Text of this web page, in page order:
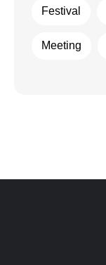
Festival
Meeting